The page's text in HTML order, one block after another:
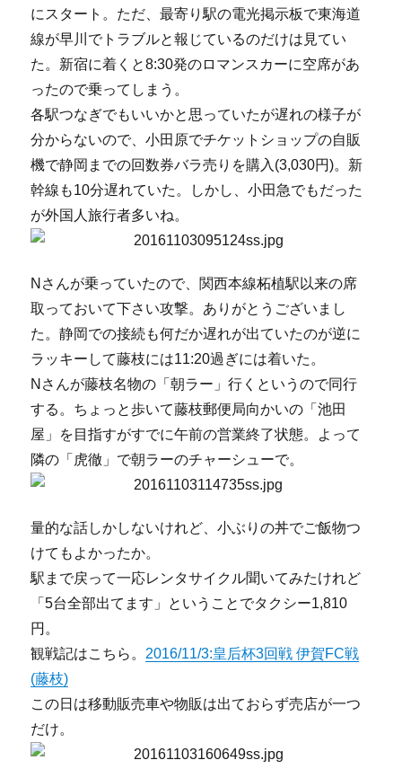
にスタート。ただ、最寄り駅の電光掲示板で東海道
線が早川でトラブルと報じているのだけは見てい
た。新宿に着くと8:30発のロマンスカーに空席があ
ったので乗ってしまう。
各駅つなぎでもいいかと思っていたが遅れの様子が
分からないので、小田原でチケットショップの自販
機で静岡までの回数券バラ売りを購入(3,030円)。新
幹線も10分遅れていた。しかし、小田急でもだった
が外国人旅行者多いね。
Nさんが乗っていたので、関西本線柘植駅以来の席
取っておいて下さい攻撃。ありがとうございまし
た。静岡での接続も何だか遅れが出ていたのが逆に
ラッキーして藤枝には11:20過ぎには着いた。
Nさんが藤枝名物の「朝ラー」行くというので同行
する。ちょっと歩いて藤枝郵便局向かいの「池田
屋」を目指すがすでに午前の営業終了状態。よって
隣の「虎徹」で朝ラーのチャーシューで。
量的な話しかしないけれど、小ぶりの丼でご飯物つ
けてもよかったか。
駅まで戻って一応レンタサイクル聞いてみたけれど
「5台全部出てます」ということでタクシー1,810
円。
観戦記はこちら。 2016/11/3:皇后杯3回戦 伊賀FC戦
(藤枝)
この日は移動販売車や物販は出ておらず売店が一つ
だけ。